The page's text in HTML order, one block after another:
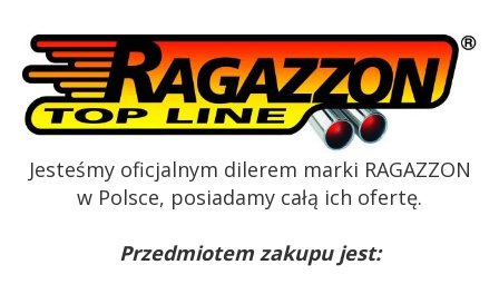
Jesteśmy oficjalnym dilerem marki RAGAZZON
w Polsce, posiadamy całą ich ofertę.
Przedmiotem zakupu jest: